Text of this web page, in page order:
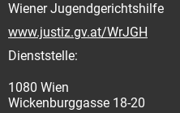
Wiener Jugendgerichtshilfe
www.justiz.gv.at/WrJGH
Dienststelle:
1080 Wien
Wickenburggasse 18-20